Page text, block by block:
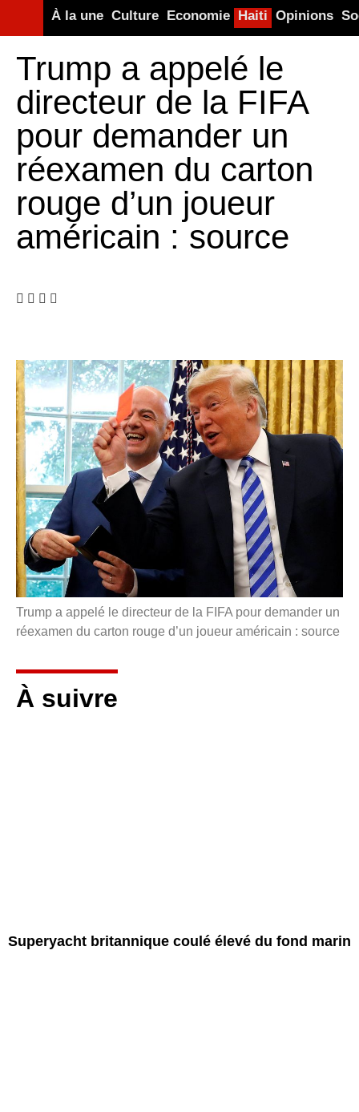
À la une Culture Economie Haiti Opinions
Trump a appelé le
directeur de la FIFA
pour demander un
réexamen du carton
rouge d’un joueur
américain : source
Trump a appelé le directeur de la FIFA pour demander un
réexamen du carton rouge d’un joueur américain : source
À suivre
Superyacht britannique coulé élevé du fond marin